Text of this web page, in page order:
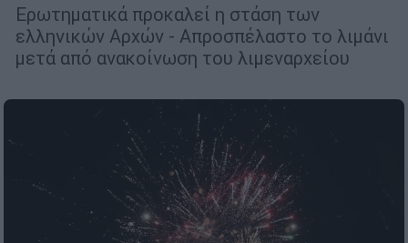
Ερωτηματικά προκαλεί η στάση των
ελληνικών Αρχών - Απροσπέλαστο το λιμάνι
μετά από ανακοίνωση του λιμεναρχείου